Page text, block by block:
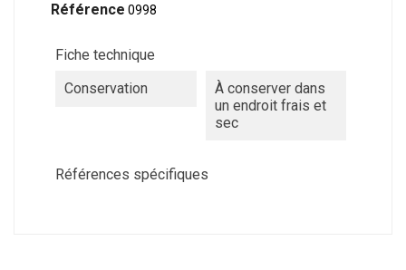
Référence 0998
Fiche technique
Conservation
À conserver dans
un endroit frais et
sec
Références spécifiques